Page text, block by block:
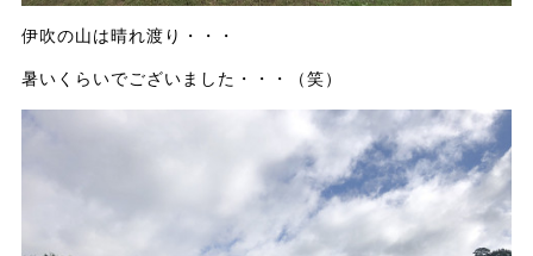
伊吹の山は晴れ渡り・・・
暑いくらいでございました・・・（笑）